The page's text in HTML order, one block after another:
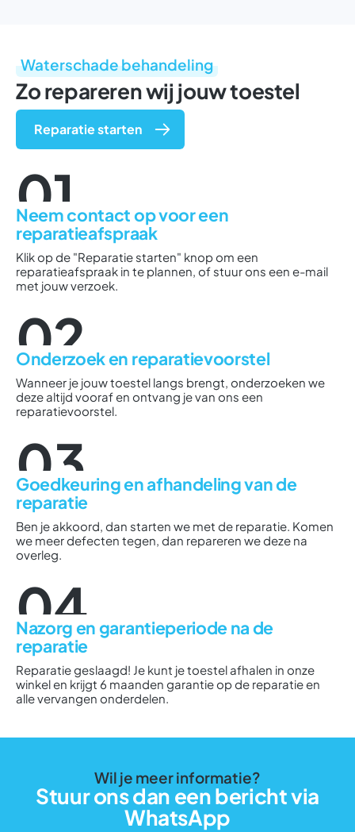
Waterschade behandeling
Zo repareren wij jouw toestel
Reparatie starten
01
Neem contact op voor een
reparatieafspraak
Klik op de "Reparatie starten" knop om een
reparatieafspraak in te plannen, of stuur ons een e-mail
met jouw verzoek.
02
Onderzoek en reparatievoorstel
Wanneer je jouw toestel langs brengt, onderzoeken we
deze altijd vooraf en ontvang je van ons een
reparatievoorstel.
03
Goedkeuring en afhandeling van de
reparatie
Ben je akkoord, dan starten we met de reparatie. Komen
we meer defecten tegen, dan repareren we deze na
overleg.
04
Nazorg en garantieperiode na de
reparatie
Reparatie geslaagd! Je kunt je toestel afhalen in onze
winkel en krijgt 6 maanden garantie op de reparatie en
alle vervangen onderdelen.
Wil je meer informatie?
Stuur ons dan een bericht via
WhatsApp